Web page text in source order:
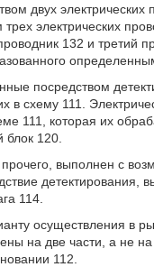
двух
электрических
132 и третий
посредством
в схему 111.
111, которая их
блок 120.
выполнен с
детектирования,
114.
осуществления в
на две части, а не
112.